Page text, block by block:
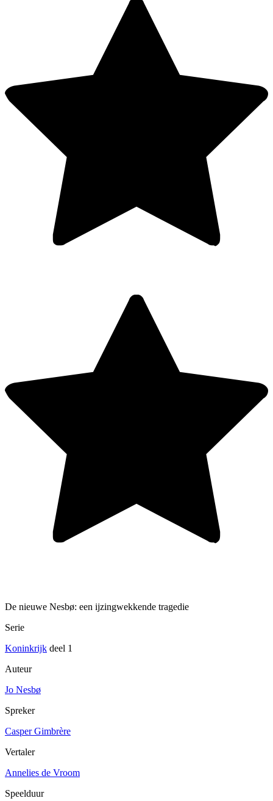
De nieuwe Nesbø: een ijzingwekkende tragedie
Serie
Koninkrijk deel 1
Auteur
Jo Nesbø
Spreker
Casper Gimbrère
Vertaler
Annelies de Vroom
Speelduur